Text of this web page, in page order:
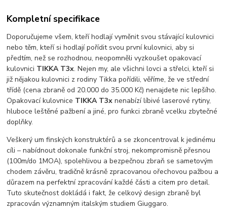
Kompletní specifikace
Doporučujeme všem, kteří hodlají vyměnit svou stávající kulovnici
nebo těm, kteří si hodlají pořídit svou první kulovnici, aby si
předtím, než se rozhodnou, neopomněli vyzkoušet opakovací
kulovnici TIKKA T3x. Nejen my, ale všichni lovci a střelci, kteří si
již nějakou kulovnici z rodiny Tikka pořídili, věříme, že ve střední
třídě (cena zbraně od 20.000 do 35.000 Kč) nenajdete nic lepšího.
Opakovací kulovnice TIKKA T3x nenabízí líbivé laserové rytiny,
hluboce leštěné pažbení a jiné, pro funkci zbraně vcelku zbytečné
doplňky.
Veškerý um finských konstruktérů a se zkoncentroval k jedinému
cíli – nabídnout dokonale funkční stroj, nekompromisně přesnou
(100m/do 1MOA), spolehlivou a bezpečnou zbraň se sametovým
chodem závěru, tradičně krásně zpracovanou ořechovou pažbou a
důrazem na perfektní zpracování každé části a citem pro detail.
Tuto skutečnost dokládá i fakt, že celkový design zbraně byl
zpracován významným italským studiem Giuggaro.